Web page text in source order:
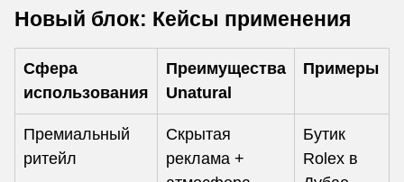
Новый блок: Кейсы применения
Сфера
использования
Преимущества
Unatural
Примеры
Премиальный
ритейл
Скрытая
реклама +
Бутик
Rolex в